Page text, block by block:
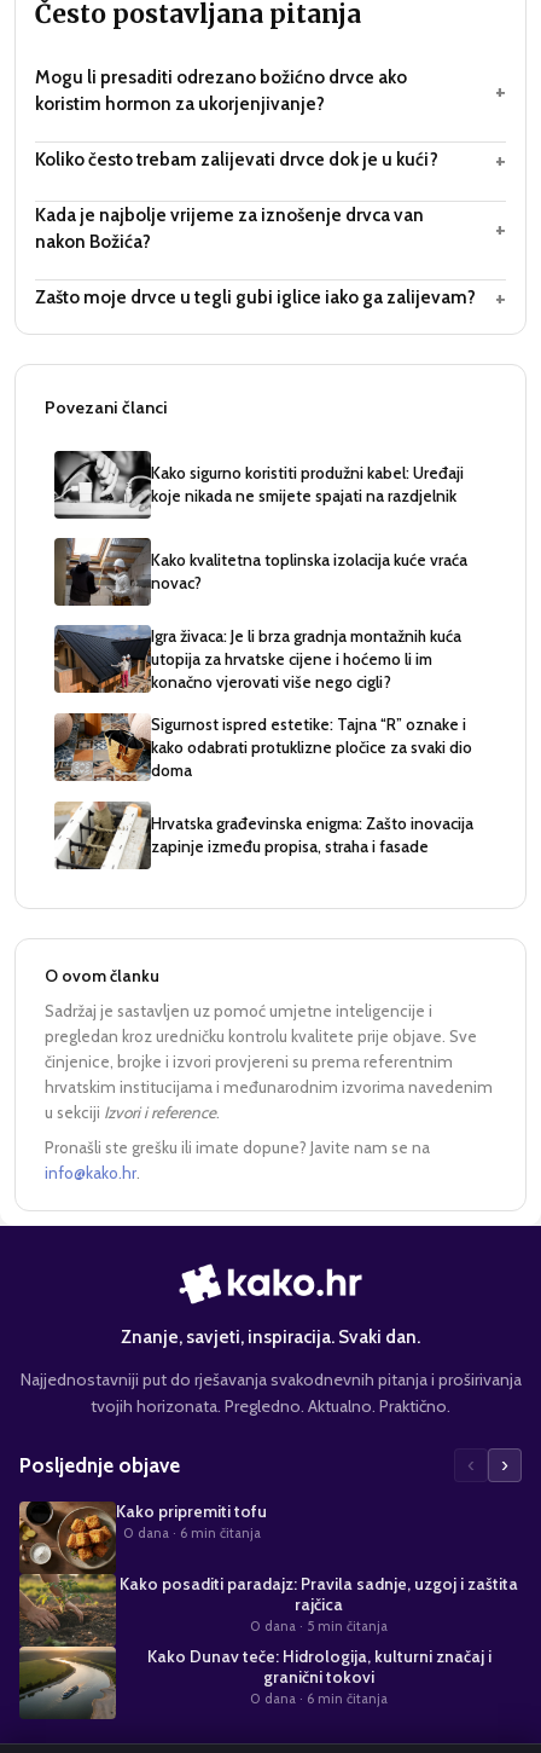
Često postavljana pitanja
Mogu li presaditi odrezano božićno drvce ako
koristim hormon za ukorjenjivanje?
+
Koliko često trebam zalijevati drvce dok je u kući? +
Kada je najbolje vrijeme za iznošenje drvca van
nakon Božića?
+
Zašto moje drvce u tegli gubi iglice iako ga zalijevam? +
Povezani članci
Kako sigurno koristiti produžni kabel: Uređaji
koje nikada ne smijete spajati na razdjelnik
Kako kvalitetna toplinska izolacija kuće vraća
novac?
Igra živaca: Je li brza gradnja montažnih kuća
utopija za hrvatske cijene i hoćemo li im
konačno vjerovati više nego cigli?
Sigurnost ispred estetike: Tajna “R” oznake i
kako odabrati protuklizne pločice za svaki dio
doma
Hrvatska građevinska enigma: Zašto inovacija
zapinje između propisa, straha i fasade
O ovom članku
Sadržaj je sastavljen uz pomoć umjetne inteligencije i
pregledan kroz uredničku kontrolu kvalitete prije objave. Sve
činjenice, brojke i izvori provjereni su prema referentnim
hrvatskim institucijama i međunarodnim izvorima navedenim
u sekciji Izvori i reference.
Pronašli ste grešku ili imate dopune? Javite nam se na
info@kako.hr
Znanje, savjeti, inspiracija. Svaki dan.
Najjednostavniji put do rješavanja svakodnevnih pitanja i proširivanja
tvojih horizonata. Pregledno. Aktualno. Praktično.
Posljednje objave ‹ ›
Kako pripremiti tofu
0 dana · 6 min čitanja
Kako posaditi paradajz: Pravila sadnje, uzgoj i zaštita
rajčica
0 dana · 5 min čitanja
Kako Dunav teče: Hidrologija, kulturni značaj i
granični tokovi
0 dana · 6 min čitanja